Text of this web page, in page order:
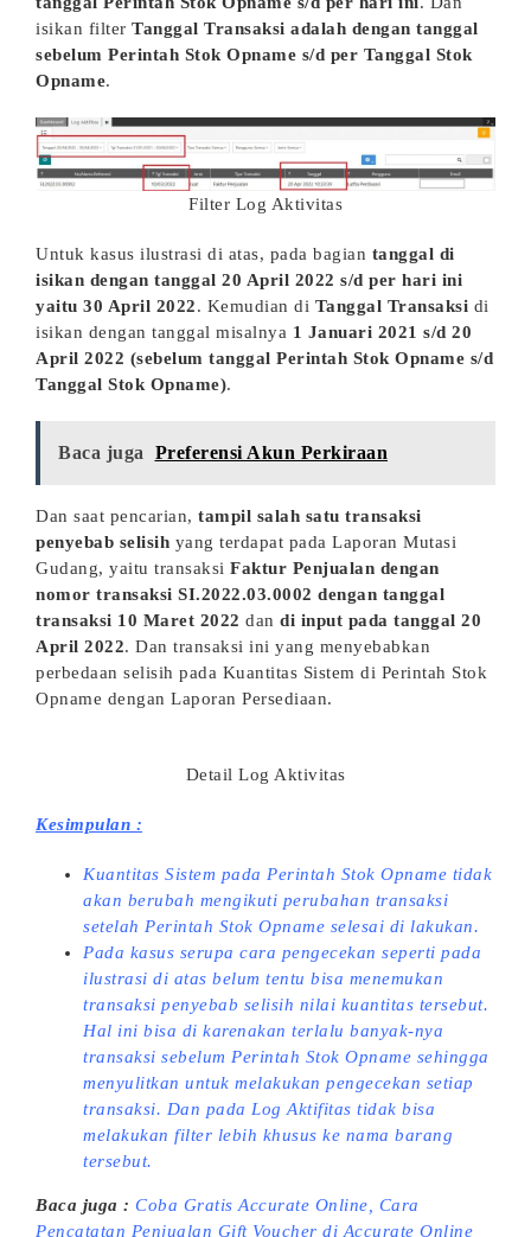
isikan filter Tanggal Transaksi adalah dengan tanggal
sebelum Perintah Stok Opname s/d per Tanggal Stok
Opname.
Filter Log Aktivitas
Untuk kasus ilustrasi di atas, pada bagian tanggal di
isikan dengan tanggal 20 April 2022 s/d per hari ini
yaitu 30 April 2022. Kemudian di Tanggal Transaksi di
isikan dengan tanggal misalnya 1 Januari 2021 s/d 20
April 2022 (sebelum tanggal Perintah Stok Opname s/d
Tanggal Stok Opname).
Baca juga Preferensi Akun Perkiraan
Dan saat pencarian, tampil salah satu transaksi
penyebab selisih yang terdapat pada Laporan Mutasi
Gudang, yaitu transaksi Faktur Penjualan dengan
nomor transaksi SI.2022.03.0002 dengan tanggal
transaksi 10 Maret 2022 dan di input pada tanggal 20
April 2022. Dan transaksi ini yang menyebabkan
perbedaan selisih pada Kuantitas Sistem di Perintah Stok
Opname dengan Laporan Persediaan.
Detail Log Aktivitas
Kesimpulan :
Kuantitas Sistem pada Perintah Stok Opname tidak
akan berubah mengikuti perubahan transaksi
setelah Perintah Stok Opname selesai di lakukan.
Pada kasus serupa cara pengecekan seperti pada
ilustrasi di atas belum tentu bisa menemukan
transaksi penyebab selisih nilai kuantitas tersebut.
Hal ini bisa di karenakan terlalu banyak-nya
transaksi sebelum Perintah Stok Opname sehingga
menyulitkan untuk melakukan pengecekan setiap
transaksi. Dan pada Log Aktifitas tidak bisa
melakukan filter lebih khusus ke nama barang
tersebut.
Baca juga : Coba Gratis Accurate Online,
Cara
Pencatatan Penjualan Gift Voucher di Accurate Online